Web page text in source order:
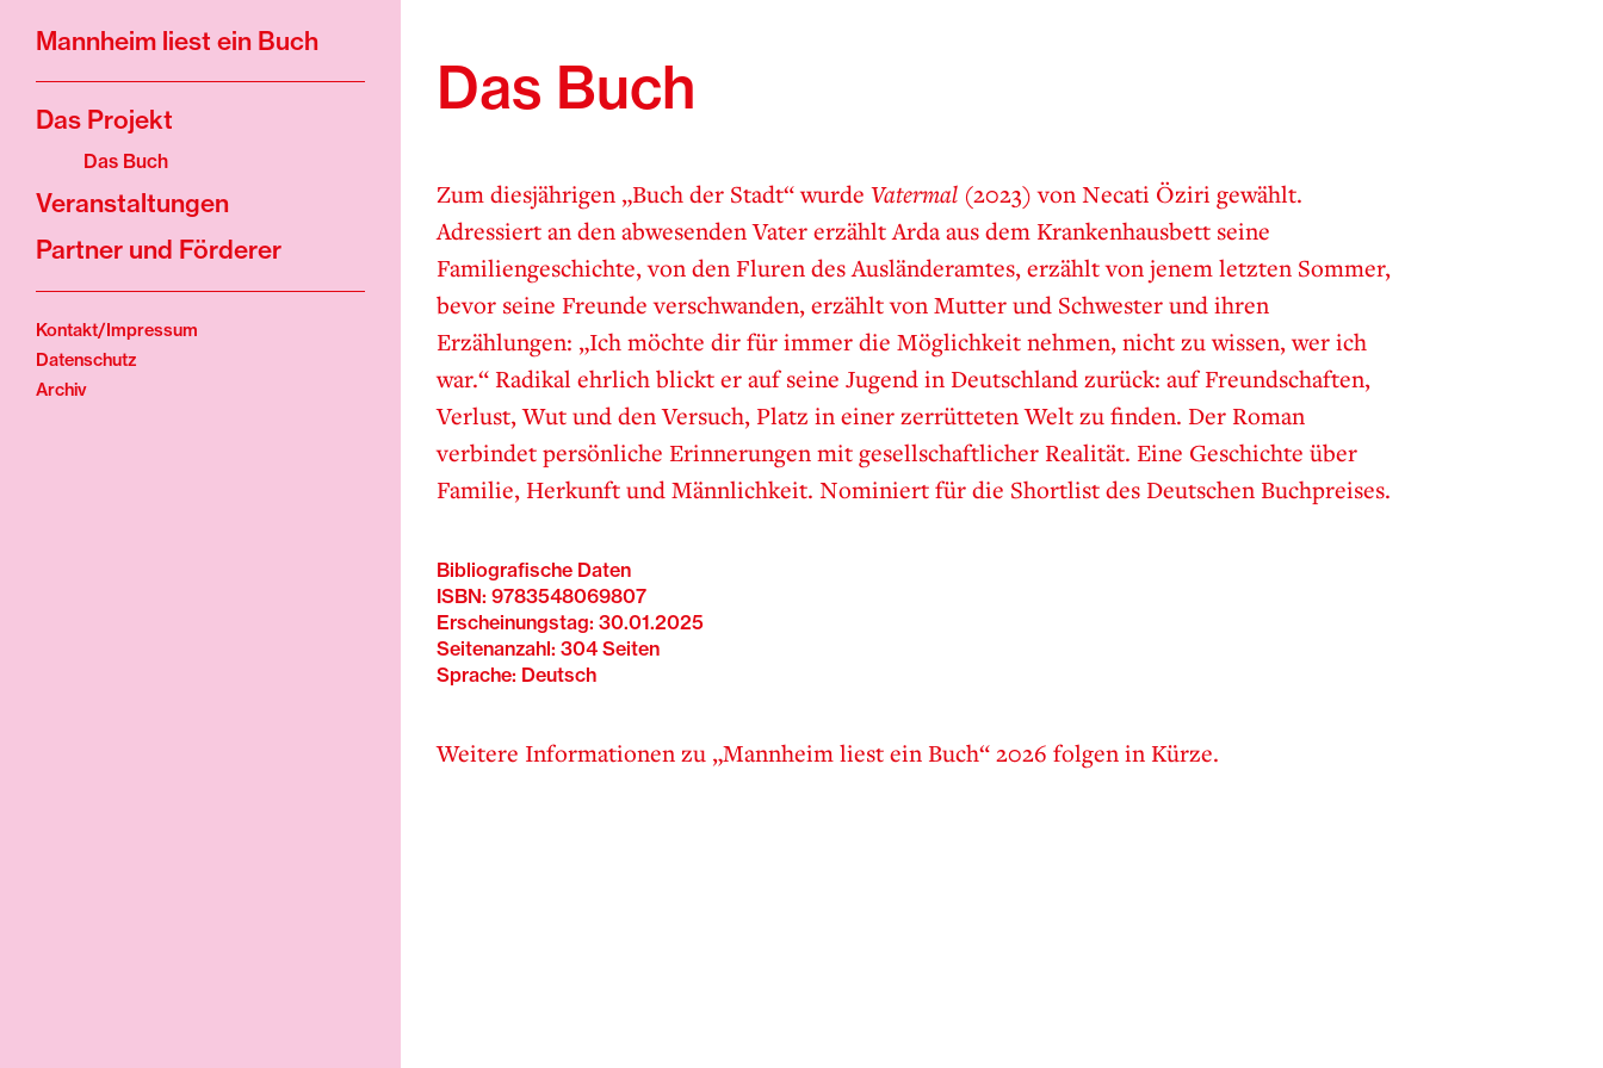
Mannheim liest ein Buch
Das Projekt
Das Buch
Veranstaltungen
Partner und Förderer
Kontakt/Impressum
Datenschutz
Archiv
Das Buch
Zum diesjährigen „Buch der Stadt“ wurde Vatermal (2023) von Necati Öziri gewählt.
Adressiert an den abwesenden Vater erzählt Arda aus dem Krankenhausbett seine
Familiengeschichte, von den Fluren des Ausländeramtes, erzählt von jenem letzten Sommer,
bevor seine Freunde verschwanden, erzählt von Mutter und Schwester und ihren
Erzählungen: „Ich möchte dir für immer die Möglichkeit nehmen, nicht zu wissen, wer ich
war.“ Radikal ehrlich blickt er auf seine Jugend in Deutschland zurück: auf Freundschaften,
Verlust, Wut und den Versuch, Platz in einer zerrütteten Welt zu finden. Der Roman
verbindet persönliche Erinnerungen mit gesellschaftlicher Realität. Eine Geschichte über
Familie, Herkunft und Männlichkeit. Nominiert für die Shortlist des Deutschen Buchpreises.
Bibliografische Daten
ISBN: 9783548069807
Erscheinungstag: 30.01.2025
Seitenanzahl: 304 Seiten
Sprache: Deutsch
Weitere Informationen zu „Mannheim liest ein Buch“ 2026 folgen in Kürze.